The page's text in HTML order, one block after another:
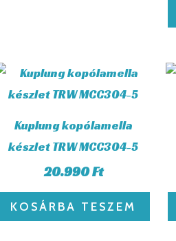
Kuplung kopólamella
készlet TRW MCC304-5
20.990Ft
KOSÁRBA TESZEM